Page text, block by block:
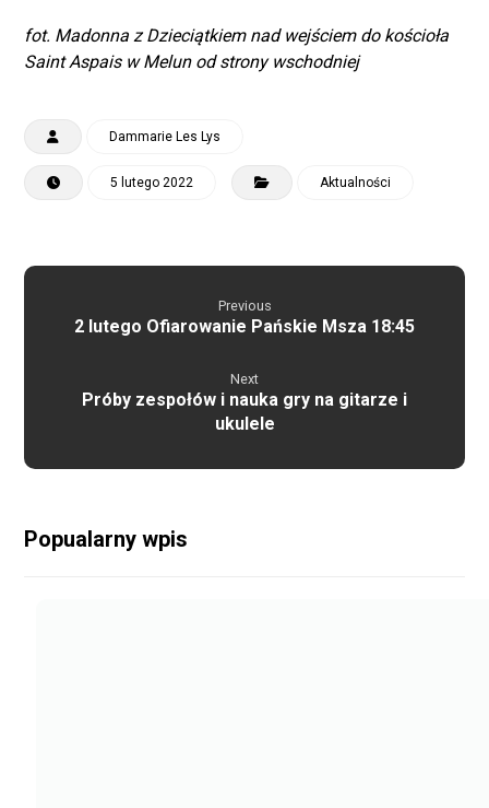
fot. Madonna z Dzieciątkiem nad wejściem do kościoła
Saint Aspais w Melun od strony wschodniej
Dammarie Les Lys
5 lutego 2022 Aktualności
Previous
2 lutego Ofiarowanie Pańskie Msza 18:45
Next
Próby zespołów i nauka gry na gitarze i
ukulele
Popualarny wpis